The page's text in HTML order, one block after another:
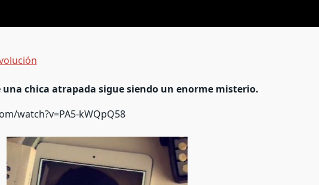
una chica atrapada sigue siendo un enorme misterio.
watch?v=PA5-kWQpQ58